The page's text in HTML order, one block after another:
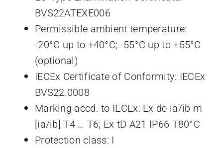
BVS22ATEXE006
Permissible ambient temperature:
-20°C up to +40°C; -55°C up to +55°C
(optional)
IECEx Certificate of Conformity: IECEx
BVS22.0008
Marking accd. to IECEx: Ex de ia/ib m
[ia/ib] T4 … T6; Ex tD A21 IP66 T80°C
Protection class: I